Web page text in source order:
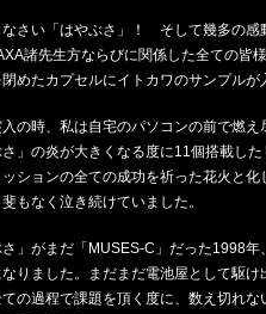
なさい「はやぶさ」！ そして幾多の感
諸先生方ならびに関係した全ての皆
めたカプセルにイトカワのサンプルが
の時、私は自宅のパソコンの前で燃え
さ」の炎が大きくなる度に11個搭載し
ションの全ての成功を祈った花火と
もなく泣き続けていました。
さ」がまだ「MUSES-C」だった1998
りました。まだまだ電池屋として駆
の過程で課題を頂く度に、数え切れ